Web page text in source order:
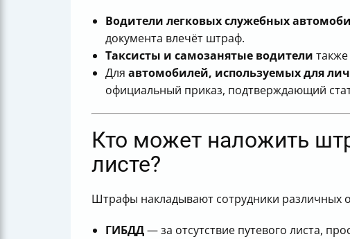
Водители легковых служебных
документа влечёт штраф.
Таксисты и самозанятые водители
Для автомобилей, используемых для
официальный приказ, подтверждающий
Кто может наложить
листе?
Штрафы накладывают сотрудники различных
ГИБДД— за отсутствие путевого листа,